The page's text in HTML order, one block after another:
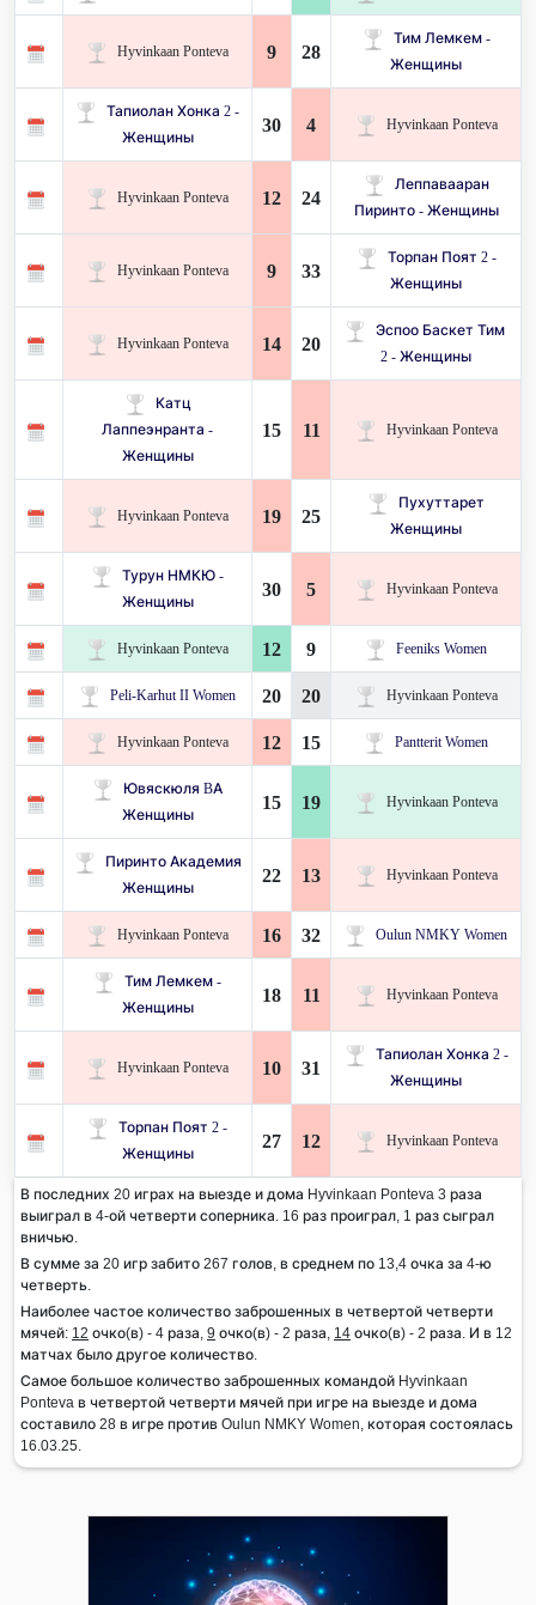
Hyvinkaan Ponteva 9 28
Тим Лемкем -
Женщины
Тапиолан Хонка 2 -
Женщины
30 4 Hyvinkaan Ponteva
Hyvinkaan Ponteva 12 24
Леппавааран
Пиринто - Женщины
Hyvinkaan Ponteva 9 33
Торпан Поят 2 -
Женщины
Hyvinkaan Ponteva 14 20
Эспоо Баскет Тим ​​
2 - Женщины
Катц
Лаппеэнранта -
Женщины
15 11 Hyvinkaan Ponteva
Hyvinkaan Ponteva 19 25
Пухуттарет
Женщины
Турун НМКЮ -
Женщины
30 5 Hyvinkaan Ponteva
Hyvinkaan Ponteva 12 9 Feeniks Women
Peli-Karhut II Women 20 20 Hyvinkaan Ponteva
Hyvinkaan Ponteva 12 15 Pantterit Women
Ювяскюля BA
Женщины
15 19 Hyvinkaan Ponteva
Пиринто Академия
Женщины
22 13 Hyvinkaan Ponteva
Hyvinkaan Ponteva 16 32 Oulun NMKY Women
Тим Лемкем -
Женщины
18 11 Hyvinkaan Ponteva
Hyvinkaan Ponteva 10 31
Тапиолан Хонка 2 -
Женщины
Торпан Поят 2 -
Женщины
27 12 Hyvinkaan Ponteva
В последних 20 играх на выезде и дома Hyvinkaan Ponteva 3 раза
выиграл в 4-ой четверти соперника. 16 раз проиграл, 1 раз сыграл
вничью.
В сумме за 20 игр забито 267 голов, в среднем по 13,4 очка за 4-ю
четверть.
Наиболее частое количество заброшенных в четвертой четверти
мячей: 12 очко(в) - 4 раза, 9 очко(в) - 2 раза, 14 очко(в) - 2 раза. И в 12
матчах было другое количество.
Самое большое количество заброшенных командой Hyvinkaan
Ponteva в четвертой четверти мячей при игре на выезде и дома
составило 28 в игре против Oulun NMKY Women, которая состоялась
16.03.25.